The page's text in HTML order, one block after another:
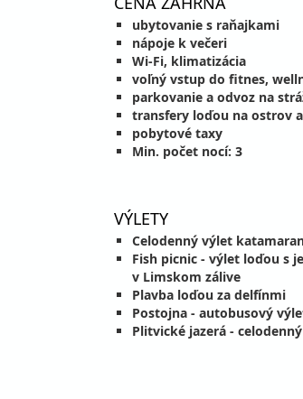
Zľava
ubytovanie s raňajkami
nápoje k večeri
Wi-Fi, klimatizácia
voľný vstup do fitnes,
parkovanie a odvoz na
transfery loďou na ostrov
pobytové taxy
Min. počet nocí: 3
VÝLETY
Celodenný výlet
Fish picnic - výlet loďou s
v Limskom zálive
Plavba loďou za delfínmi
Postojna - autobusový
Plitvické jazerá -